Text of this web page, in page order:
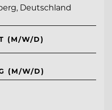
Deutschland
(M/W/D)
(M/W/D)